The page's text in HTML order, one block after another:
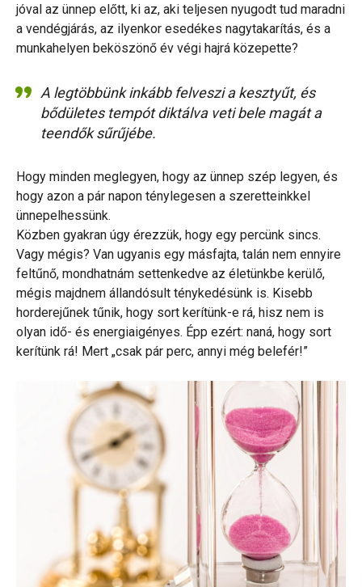
jóval az ünnep előtt, ki az, aki teljesen nyugodt tud maradni
a vendégjárás, az ilyenkor esedékes nagytakarítás, és a
munkahelyen beköszönő év végi hajrá közepette?
A legtöbbünk inkább felveszi a kesztyűt, és
bődületes tempót diktálva veti bele magát a
teendők sűrűjébe.
Hogy minden meglegyen, hogy az ünnep szép legyen, és
hogy azon a pár napon ténylegesen a szeretteinkkel
ünnepelhessünk.
Közben gyakran úgy érezzük, hogy egy percünk sincs.
Vagy mégis? Van ugyanis egy másfajta, talán nem ennyire
feltűnő, mondhatnám settenkedve az életünkbe kerülő,
mégis majdnem állandósult ténykedésünk is. Kisebb
horderejűnek tűnik, hogy sort kerítünk-e rá, hisz nem is
olyan idő- és energiaigényes. Épp ezért: naná, hogy sort
kerítünk rá! Mert „csak pár perc, annyi még belefér!”